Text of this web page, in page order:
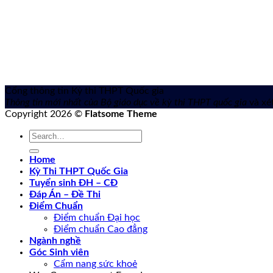
Cổng thông tin Kỳ thi THPT Quốc gia
Thông tin mới nhất của Bộ giáo dục về kỳ thi THPT quốc gia và
Copyright 2026 © Flatsome Theme
Home
Kỳ Thi THPT Quốc Gia
Tuyển sinh ĐH – CĐ
Đáp Án – Đề Thi
Điểm Chuẩn
Điểm chuẩn Đại học
Điểm chuẩn Cao đẳng
Ngành nghề
Góc Sinh viên
Cẩm nang sức khoẻ